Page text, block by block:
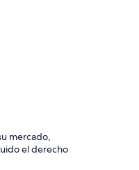
mercado,
el derecho